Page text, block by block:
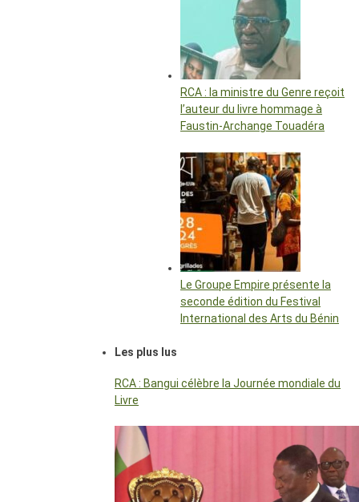
RCA : la ministre du Genre reçoit
l’auteur du livre hommage à
Faustin-Archange Touadéra
Le Groupe Empire présente la
seconde édition du Festival
International des Arts du Bénin
Les plus lus
RCA : Bangui célèbre la Journée mondiale du
Livre